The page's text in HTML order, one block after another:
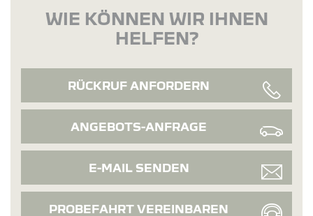
WIE KÖNNEN WIR IHNEN
HELFEN?
RÜCKRUF ANFORDERN
ANGEBOTS-ANFRAGE
E-MAIL SENDEN
PROBEFAHRT VEREINBAREN